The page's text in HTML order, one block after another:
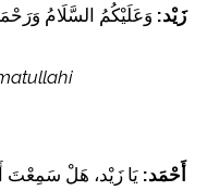
زَيْد: وَعَلَيْكُمُ السَّلَامُ
أَحْمَد: يَا زَيْد، هَلْ سَمِعْتَ